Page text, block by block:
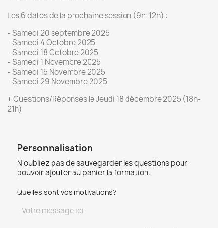
Les 6 dates de la prochaine session (9h-12h) :
- Samedi 20 septembre 2025
- Samedi 4 Octobre 2025
- Samedi 18 Octobre 2025
- Samedi 1 Novembre 2025
- Samedi 15 Novembre 2025
- Samedi 29 Novembre 2025
+ Questions/Réponses le Jeudi 18 décembre 2025 (18h-
21h)
Personnalisation
N'oubliez pas de sauvegarder les questions pour
pouvoir ajouter au panier la formation.
Quelles sont vos motivations?